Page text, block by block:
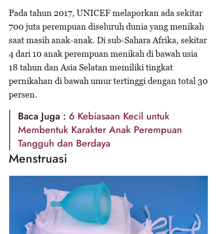
Pada tahun 2017, UNICEF melaporkan ada sekitar
700 juta perempuan diseluruh dunia yang menikah
saat masih anak-anak. Di sub-Sahara Afrika, sekitar
4 dari 10 anak perempuan menikah di bawah usia
18 tahun dan Asia Selatan memiliki tingkat
pernikahan di bawah umur tertinggi dengan total 30
persen.
Baca Juga : 6 Kebiasaan Kecil untuk
Membentuk Karakter Anak Perempuan
Tangguh dan Berdaya
Menstruasi